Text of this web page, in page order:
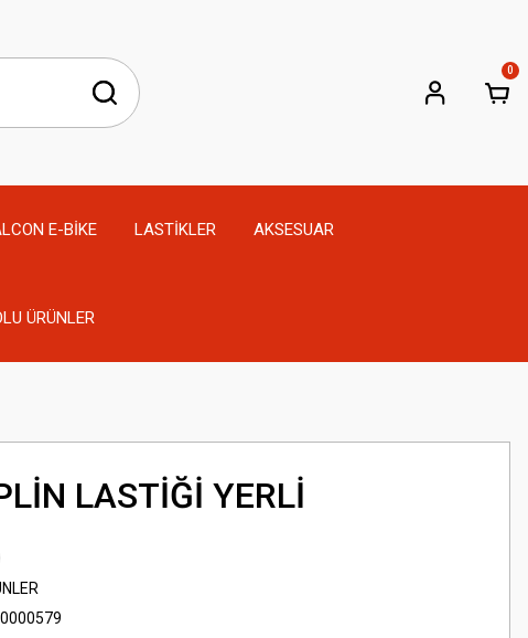
0
E-BİKE LASTİKLER AKSESUAR
ÜRÜNLER
LASTİĞİ YERLİ